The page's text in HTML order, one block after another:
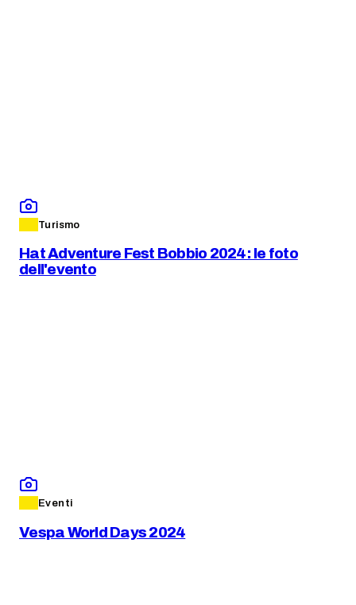
Turismo
Hat Adventure Fest Bobbio 2024: le foto
dell'evento
Eventi
Vespa World Days 2024